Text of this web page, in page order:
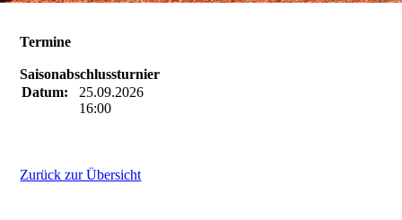
Termine
Saisonabschlussturnier
Datum:
25.09.2026
16:00
Zurück zur Übersicht